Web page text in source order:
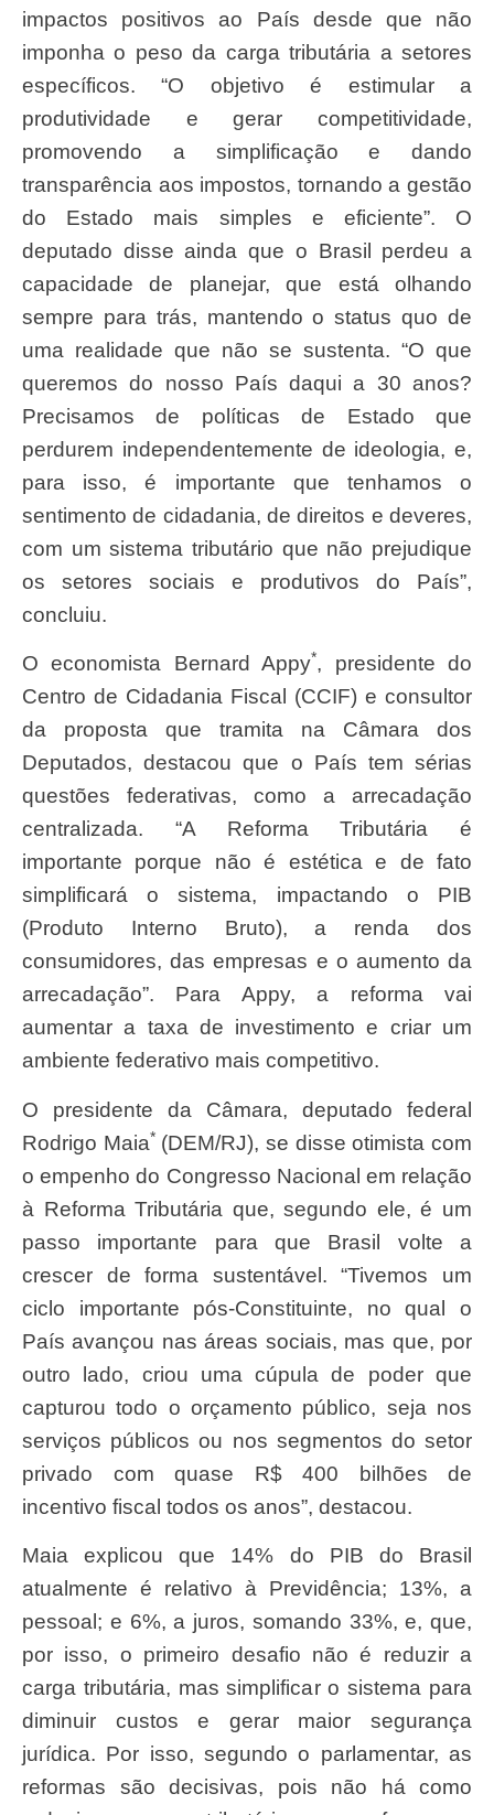
impactos positivos ao País desde que não
imponha o peso da carga tributária a setores
específicos. “O objetivo é estimular a
produtividade e gerar competitividade,
promovendo a simplificação e dando
transparência aos impostos, tornando a gestão
do Estado mais simples e eficiente”. O
deputado disse ainda que o Brasil perdeu a
capacidade de planejar, que está olhando
sempre para trás, mantendo o status quo de
uma realidade que não se sustenta. “O que
queremos do nosso País daqui a 30 anos?
Precisamos de políticas de Estado que
perdurem independentemente de ideologia, e,
para isso, é importante que tenhamos o
sentimento de cidadania, de direitos e deveres,
com um sistema tributário que não prejudique
os setores sociais e produtivos do País”,
concluiu.
O economista Bernard Appy*, presidente do
Centro de Cidadania Fiscal (CCIF) e consultor
da proposta que tramita na Câmara dos
Deputados, destacou que o País tem sérias
questões federativas, como a arrecadação
centralizada. “A Reforma Tributária é
importante porque não é estética e de fato
simplificará o sistema, impactando o PIB
(Produto Interno Bruto), a renda dos
consumidores, das empresas e o aumento da
arrecadação”. Para Appy, a reforma vai
aumentar a taxa de investimento e criar um
ambiente federativo mais competitivo.
O presidente da Câmara, deputado federal
Rodrigo Maia*(DEM/RJ), se disse otimista com
o empenho do Congresso Nacional em relação
à Reforma Tributária que, segundo ele, é um
passo importante para que Brasil volte a
crescer de forma sustentável. “Tivemos um
ciclo importante pós-Constituinte, no qual o
País avançou nas áreas sociais, mas que, por
outro lado, criou uma cúpula de poder que
capturou todo o orçamento público, seja nos
serviços públicos ou nos segmentos do setor
privado com quase R$ 400 bilhões de
incentivo fiscal todos os anos”, destacou.
Maia explicou que 14% do PIB do Brasil
atualmente é relativo à Previdência; 13%, a
pessoal; e 6%, a juros, somando 33%, e, que,
por isso, o primeiro desafio não é reduzir a
carga tributária, mas simplificar o sistema para
diminuir custos e gerar maior segurança
jurídica. Por isso, segundo o parlamentar, as
reformas são decisivas, pois não há como